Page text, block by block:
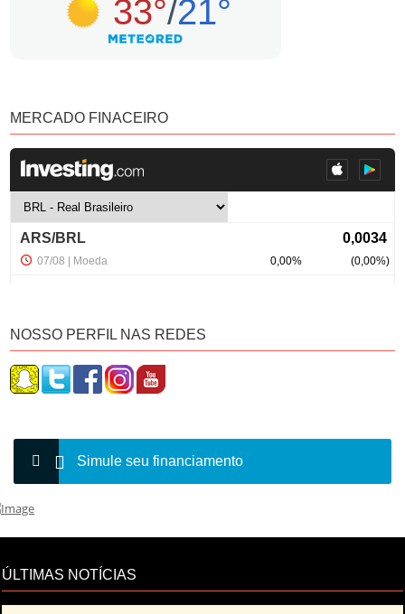
MERCADO FINACEIRO
NOSSO PERFIL NAS REDES
Simule seu financiamento
ÚLTIMAS NOTÍCIAS